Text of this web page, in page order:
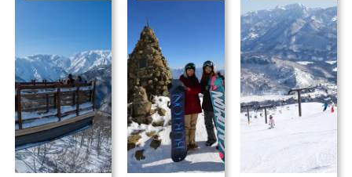
つがいけマウンテンリゾートはスキー場としても最高です
が、週末や休日はさまざまなイベントも開催されているの
で、子供たちが楽しめるスノーボードのイベントやショー
などが行われている時期にスキーを兼ねてよく訪れていま
す。家族で楽しめて、充実した時間を過ごせました。フリ
ースタイルパークは、スキーヤーやスノーボーダーにとっ
て、トリックやジャンプを楽しめ、毎回行くたびに有意義
な時間を過ごすことが出来ました。
もっと見る